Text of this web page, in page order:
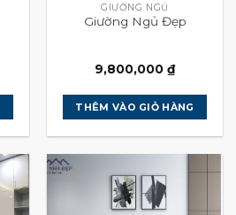
GIƯỜNG NGỦ
Giường Ngủ Đẹp
9,800,000 ₫
THÊM VÀO GIỎ HÀNG